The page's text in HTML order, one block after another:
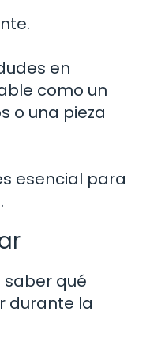
en
como un
o una pieza
esencial para
saber qué
durante la